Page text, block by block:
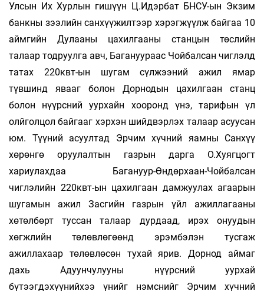
Улсын Их Хурлын гишүүн Ц.Идэрбат БНСУ-ын Экзим
банкны зээлийн санхүүжилтээр хэрэгжүүлж байгаа 10
аймгийн Дулааны цахилгааны станцын төслийн
талаар тодруулга авч, Багануураас Чойбалсан чиглэлд
татах 220квт-ын шугам сүлжээний ажил ямар
түвшинд явааг болон Дорнодын цахилгаан станц
болон нүүрсний уурхайн хооронд үнэ, тарифын үл
олйголцол байгааг хэрхэн шийдвэрлэх талаар асуусан
юм. Түүний асуултад Эрчим хүчний яамны Санхүү
хөрөнгө оруулалтын газрын дарга О.Хуягцогт
хариулахдаа Багануур-Өндөрхаан-Чойбалсан
чиглэлийн 220квт-ын цахилгаан дамжуулах агаарын
шугамын ажил Засгийн газрын үйл ажиллагааны
хөтөлбөрт туссан талаар дурдаад, ирэх онуудын
хөгжлийн төлөвлөгөөнд эрэмбэлэн тусгаж
ажиллахаар төлөвлөсөн тухай ярив. Дорнод аймаг
дахь Адуунчулууны нүүрсний уурхай
бүтээгдэхүүнийхээ үнийг нэмснийг Эрчим хүчний